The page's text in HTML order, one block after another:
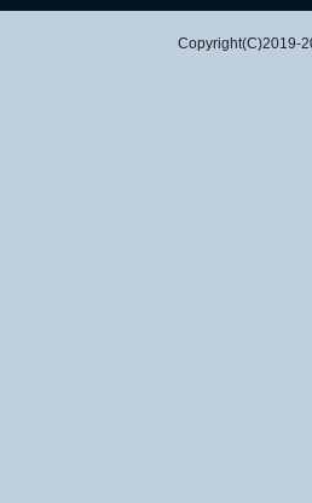
Copyright(C)2019-